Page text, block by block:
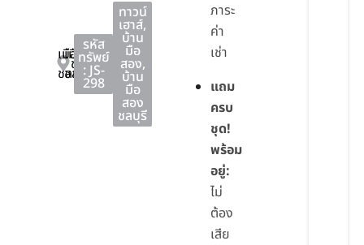
เมือง
ชลบุรี
เมือง
ชลบุรี
ชลบุรี
รหัส
ทรัพย์
: JS-
298
ทาวน์
เฮาส์,
บ้าน
มือ
สอง,
บ้าน
มือ
สอง
ชลบุรี
ภาระ
ค่า
เช่า
แถม
ครบ
ชุด!
พร้อม
อยู่:
ไม่
ต้อง
เสีย